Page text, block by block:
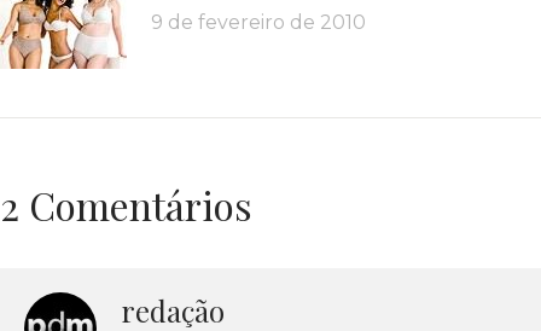
9 de fevereiro de 2010
2 Comentários
redação